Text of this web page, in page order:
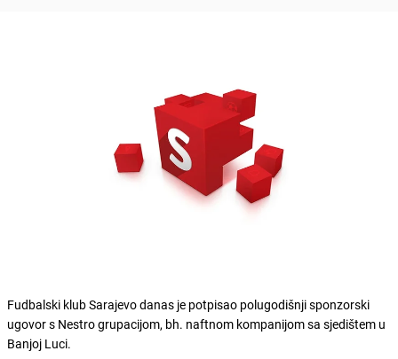
Fudbalski klub Sarajevo danas je potpisao polugodišnji sponzorski
ugovor s Nestro grupacijom, bh. naftnom kompanijom sa sjedištem u
Banjoj Luci.